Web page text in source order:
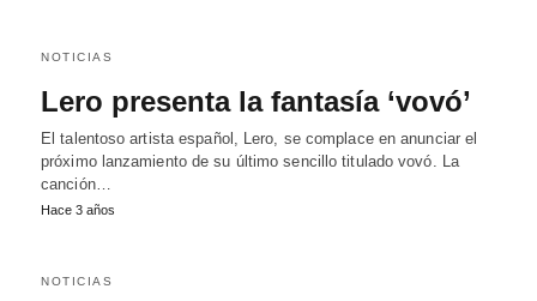
NOTICIAS
Lero presenta la fantasía ‘vovó’
El talentoso artista español, Lero, se complace en anunciar el
próximo lanzamiento de su último sencillo titulado vovó. La
canción…
Hace 3 años
NOTICIAS